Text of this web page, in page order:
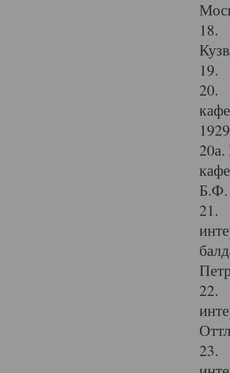
18.
19.
20.
Б.Ф.
21.
22.
23.